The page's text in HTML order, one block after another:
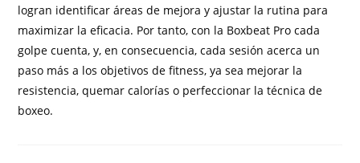
logran identificar áreas de mejora y ajustar la rutina para
maximizar la eficacia. Por tanto, con la Boxbeat Pro cada
golpe cuenta, y, en consecuencia, cada sesión acerca un
paso más a los objetivos de fitness, ya sea mejorar la
resistencia, quemar calorías o perfeccionar la técnica de
boxeo.